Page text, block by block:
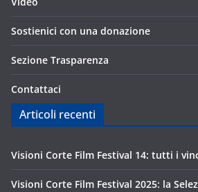
Sostienici con una donazione
Sezione Trasparenza
Contattaci
Articoli recenti
Visioni Corte Film Festival 14: tutti i
Visioni Corte Film Festival 2025: la